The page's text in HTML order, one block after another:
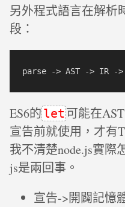
另外程式語言在解析
段：
ES6的 let 可能在
宣告前就使用，才有
我不清楚node.js實際
js是兩回事。
宣告->開闢記憶